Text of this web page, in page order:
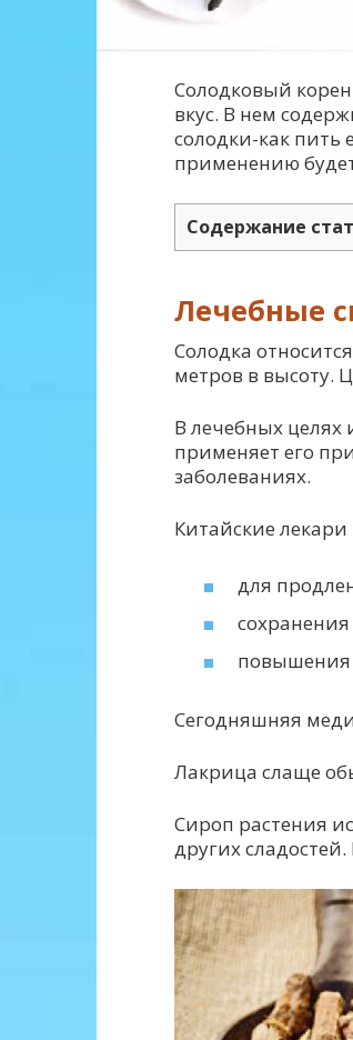
Солодковый
вкус. В нем
солодки-как пить
применению
Содержание
Лечебные
Солодка
метров в высоту.
В лечебных целях
применяет его
заболеваниях.
Китайские лекари
для
повышения
Сегодняшняя
Лакрица слаще
Сироп растения
других